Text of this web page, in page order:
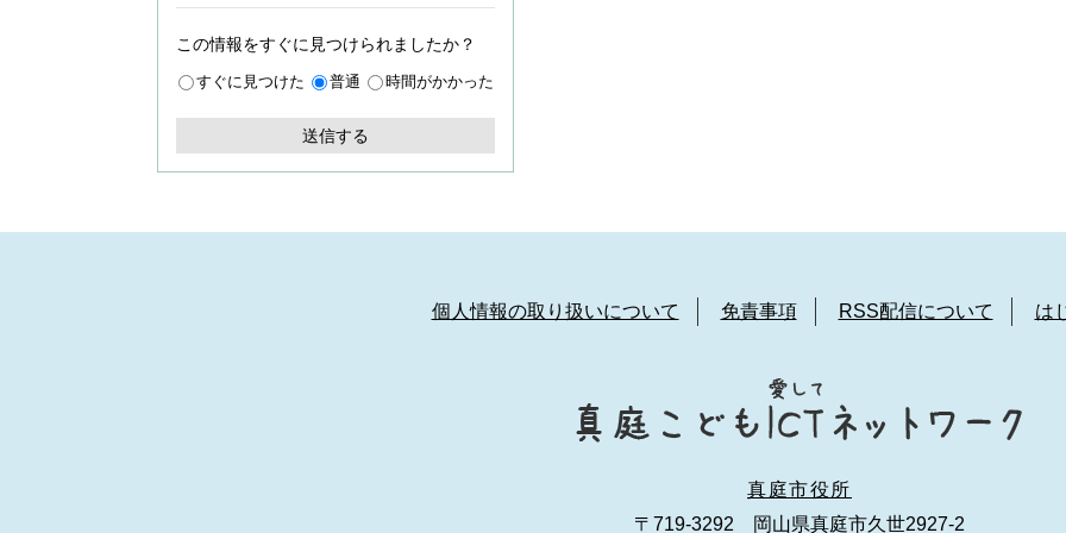
この情報をすぐに見つけられましたか？
すぐに見つけた 普通 時間がかかった
個人情報の取り扱いについて 免責事項 RSS配信について は
真庭市役所
〒719-3292 岡山県真庭市久世2927-2